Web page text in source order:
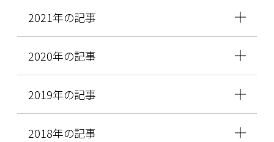
2021年の記事
2020年の記事
2019年の記事
2018年の記事